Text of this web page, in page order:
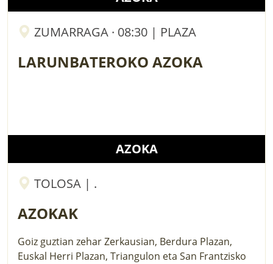
ZUMARRAGA · 08:30 | PLAZA
LARUNBATEROKO AZOKA
AZOKA
TOLOSA | .
AZOKAK
Goiz guztian zehar Zerkausian, Berdura Plazan,
Euskal Herri Plazan, Triangulon eta San Frantzisko